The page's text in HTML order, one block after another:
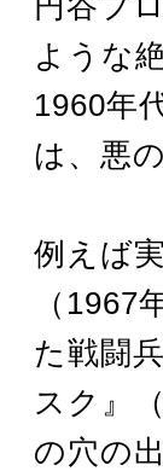
ような
1960年
は、悪
例えば
（
た戦闘
スク』
の穴の